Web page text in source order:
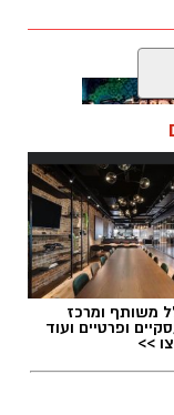
משותף ומרכז
ופרטיים ועוד
>>